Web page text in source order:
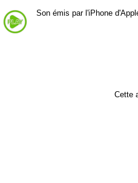
Son émis par l'iPhone
Cette